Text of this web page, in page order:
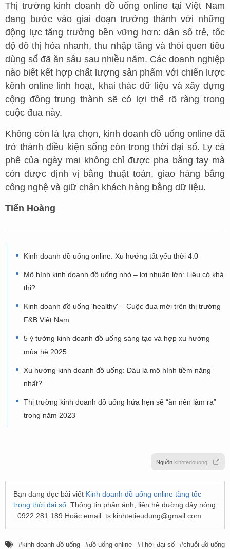
Thị trường kinh doanh đồ uống online tại Việt Nam
đang bước vào giai đoạn trưởng thành với những
động lực tăng trưởng bền vững hơn: dân số trẻ, tốc
độ đô thị hóa nhanh, thu nhập tăng và thói quen tiêu
dùng số đã ăn sâu sau nhiều năm. Các doanh nghiệp
nào biết kết hợp chất lượng sản phẩm với chiến lược
kênh online linh hoạt, khai thác dữ liệu và xây dựng
cộng đồng trung thành sẽ có lợi thế rõ ràng trong
cuộc đua này.
Không còn là lựa chọn, kinh doanh đồ uống online đã
trở thành điều kiện sống còn trong thời đại số. Ly cà
phê của ngày mai không chỉ được pha bằng tay mà
còn được định vị bằng thuật toán, giao hàng bằng
công nghệ và giữ chân khách hàng bằng dữ liệu.
Tiến Hoàng
Kinh doanh đồ uống online: Xu hướng tất yếu thời 4.0
Mô hình kinh doanh đồ uống nhỏ – lợi nhuận lớn: Liệu có khả
thi?
Kinh doanh đồ uống 'healthy' – Cuộc đua mới trên thị trường
F&B Việt Nam
5 ý tưởng kinh doanh đồ uống sáng tạo và hợp xu hướng
mùa hè 2025
Xu hướng kinh doanh đồ uống: Đâu là mô hình tiềm năng
nhất?
Thị trường kinh doanh đồ uống hứa hẹn sẽ “ăn nên làm ra”
trong năm 2023
Nguồn kinhtedouong
Bạn đang đọc bài viết Kinh doanh đồ uống online tăng tốc
trong thời đại số . Thông tin phản ánh, liên hệ đường dây nóng
: 0922 281 189 Hoặc email: ts.kinhtetieudung@gmail.com
kinh doanh đồ uống đồ uống online Thời đại số
chuỗi đồ uống